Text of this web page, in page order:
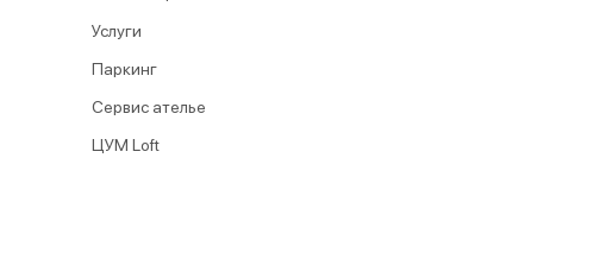
Услуги
Паркинг
Сервис ателье
ЦУМ Loft